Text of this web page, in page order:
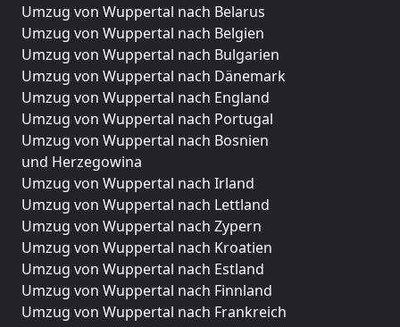
Umzug von Wuppertal nach Belarus
Umzug von Wuppertal nach Belgien
Umzug von Wuppertal nach Bulgarien
Umzug von Wuppertal nach Dänemark
Umzug von Wuppertal nach England
Umzug von Wuppertal nach Portugal
Umzug von Wuppertal nach Bosnien
und Herzegowina
Umzug von Wuppertal nach Irland
Umzug von Wuppertal nach Lettland
Umzug von Wuppertal nach Zypern
Umzug von Wuppertal nach Kroatien
Umzug von Wuppertal nach Estland
Umzug von Wuppertal nach Finnland
Umzug von Wuppertal nach Frankreich